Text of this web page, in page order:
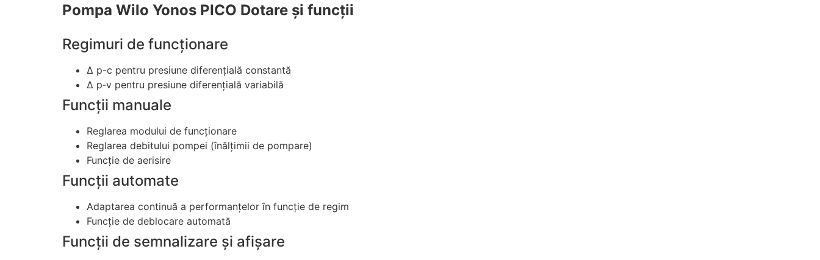
Pompa Wilo Yonos PICO Dotare şi funcţii
Regimuri de funcţionare
Δ p-c pentru presiune diferenţială constantă
Δ p‐v pentru presiune diferenţială variabilă
Funcţii manuale
Reglarea modului de funcţionare
Reglarea debitului pompei (înălţimii de pompare)
Funcţie de aerisire
Funcţii automate
Adaptarea continuă a performanţelor în funcţie de regim
Funcţie de deblocare automată
Funcţii de semnalizare şi afişare